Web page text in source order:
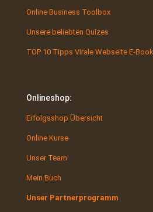
Online Business Toolbox
Unsere beliebten Quizes
TOP 10 Tipps Virale Webseite E-Book
Onlineshop:
Erfolgsshop Übersicht
Online Kurse
Unser Team
Mein Buch
Unser Partnerprogramm